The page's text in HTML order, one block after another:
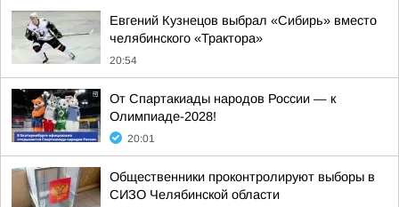
Евгений Кузнецов выбрал «Сибирь» вместо
челябинского «Трактора»
20:54
От Спартакиады народов России — к
Олимпиаде-2028!
20:01
Общественники проконтролируют выборы в
СИЗО Челябинской области